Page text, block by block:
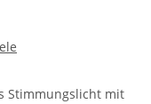
Stimmungslicht mit